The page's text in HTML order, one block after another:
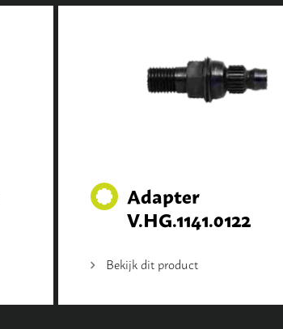
Adapter
V.HG.1141.0122
Bekijk dit product